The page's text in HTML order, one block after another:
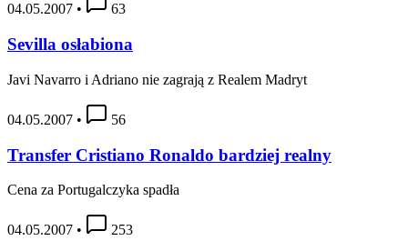
04.05.2007 • 63
Sevilla osłabiona
Javi Navarro i Adriano nie zagrają z Realem Madryt
04.05.2007 • 56
Transfer Cristiano Ronaldo bardziej realny
Cena za Portugalczyka spadła
04.05.2007 • 253